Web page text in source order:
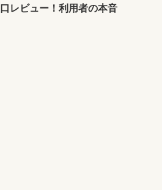
口レビュー！利用者の本音